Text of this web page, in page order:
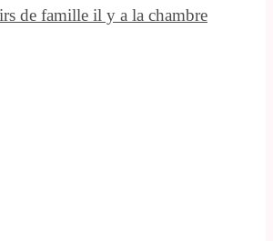
de famille il y a la chambre